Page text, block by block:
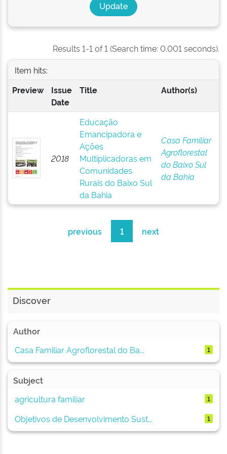
Results 1-1 of 1 (Search time: 0.001 seconds).
Item hits:
Preview
Issue
Date
Title Author(s)
2018
Educação
Emancipadora e
Ações
Multiplicadoras em
Comunidades
Rurais do Baixo Sul
da Bahia
Casa Familiar
Agroflorestal
do Baixo Sul
da Bahia
previous 1 next
Discover
Author
Casa Familiar Agroflorestal do Ba...
1
Subject
agricultura familiar
1
Objetivos de Desenvolvimento Sust... 1